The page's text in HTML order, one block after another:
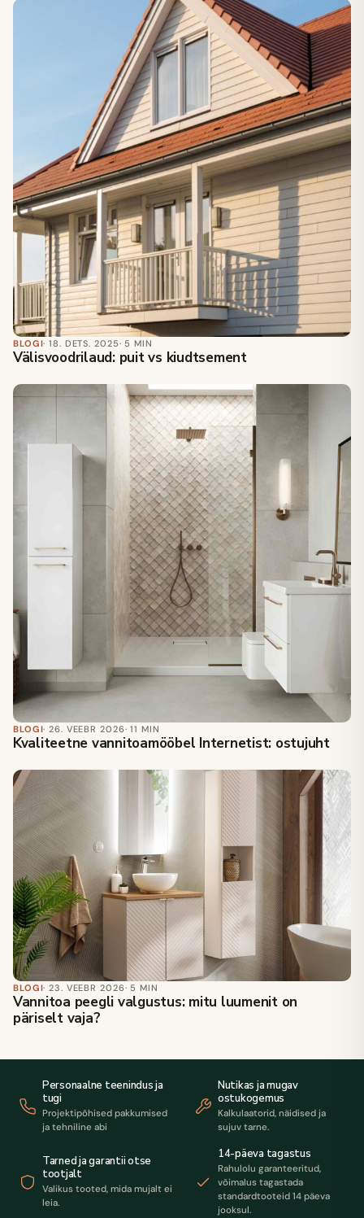
BLOGI· 18. DETS. 2025· 5 MIN
Välisvoodrilaud: puit vs kiudtsement
BLOGI· 26. VEEBR 2026· 11 MIN
Kvaliteetne vannitoamööbel Internetist: ostujuht
BLOGI· 23. VEEBR 2026· 5 MIN
Vannitoa peegli valgustus: mitu luumenit on
päriselt vaja?
Personaalne teenindus ja
tugi
Projektipõhised pakkumised
ja tehniline abi
Nutikas ja mugav
ostukogemus
Kalkulaatorid, näidised ja
sujuv tarne.
Tarned ja garantii otse
tootjalt
Valikus tooted, mida mujalt ei
leia.
14-päeva tagastus
Rahulolu garanteeritud,
võimalus tagastada
standardtooteid 14 päeva
jooksul.